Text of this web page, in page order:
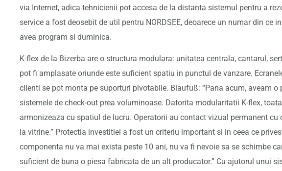
via Internet, adica tehnicienii pot accesa de la distanta sistemul pentru a
service a fost deosebit de util pentru NORDSEE, deoarece un numar din ce
avea program si duminica.
K-flex de la Bizerba are o structura modulara: unitatea centrala, cantarul,
pot fi amplasate oriunde este suficient spatiu in punctul de vanzare.
clienti se pot monta pe suporturi pivotabile. Blaufuß: “Pana acum, aveam o
sistemele de check-out prea voluminoase. Datorita modularitatii K-flex,
armonizeaza cu spatiul de lucru. Operatorii au contact vizual permanent
la vitrine.” Protectia investitiei a fost un criteriu important si in ceea ce
componenta nu va mai exista peste 10 ani, nu va fi nevoie sa se schimbe
suficient de buna o piesa fabricata de un alt producator.” Cu ajutorul unui